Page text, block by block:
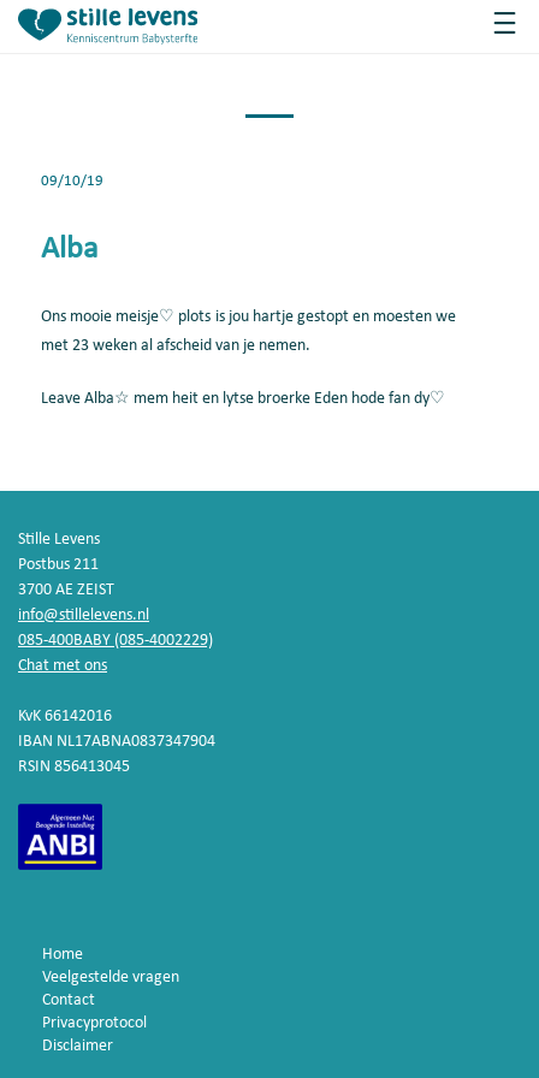
09/10/19
Alba
Ons mooie meisje♡ plots is jou hartje gestopt en moesten we
met 23 weken al afscheid van je nemen.
Leave Alba☆ mem heit en lytse broerke Eden hode fan dy♡
Stille Levens
Postbus 211
3700 AE ZEIST
info@stillelevens.nl
085-400BABY (085-4002229)
Chat met ons
KvK 66142016
IBAN NL17ABNA0837347904
RSIN 856413045
Home
Veelgestelde vragen
Contact
Privacyprotocol
Disclaimer